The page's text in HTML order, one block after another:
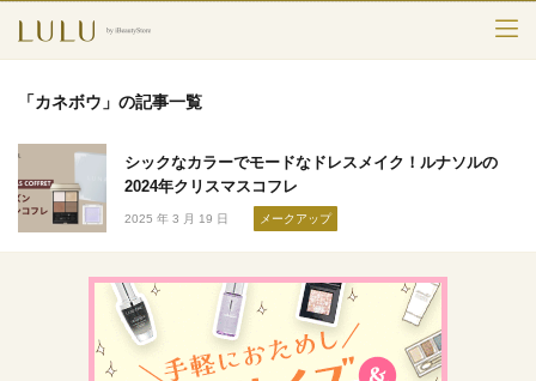
スキンケア
メークアップ
エイジングケア
フレグランス
「カネボウ」の記事一覧
シックなカラーでモードなドレスメイク！ルナソルの
2024年クリスマスコフレ
2025 年 3 月 19 日 メークアップ